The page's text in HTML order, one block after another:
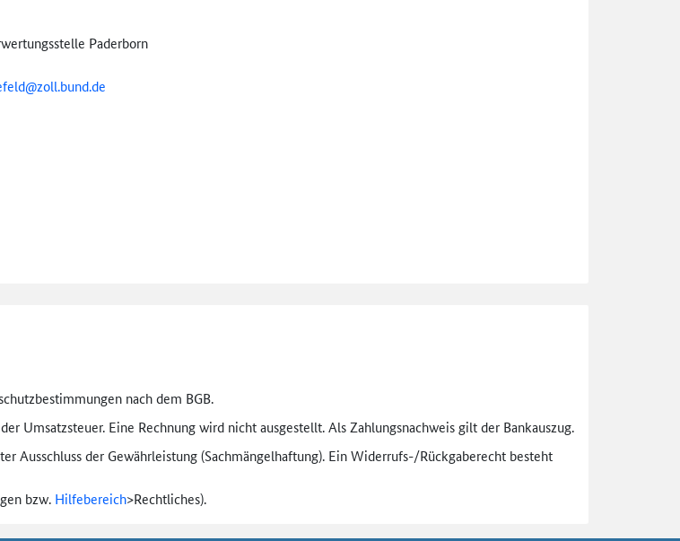
Paderborn
zoll.bund.de
nach dem BGB.
Umsatzsteuer. Eine Rechnung wird nicht ausgestellt. Als Zahlungsnachweis gilt der Bankauszug.
Ausschluss der Gewährleistung (Sachmängel­haftung). Ein Widerrufs-/Rückgaberecht besteht
bzw. Hilfebereich>Rechtliches).